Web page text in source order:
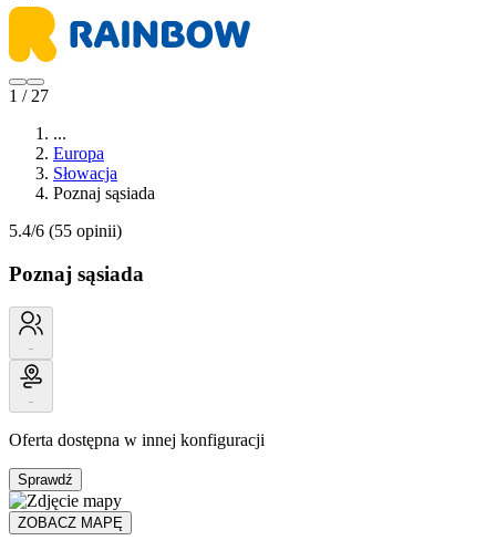
1 / 27
...
Europa
Słowacja
Poznaj sąsiada
5.4/6 (55 opinii)
Poznaj sąsiada
-
-
Oferta dostępna w innej konfiguracji
Sprawdź
ZOBACZ MAPĘ